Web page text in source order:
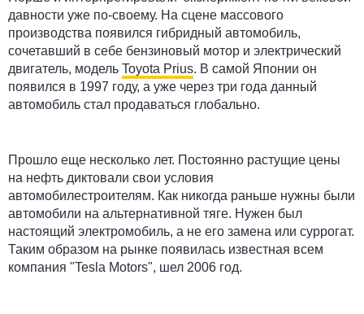
давности уже по-своему. На сцене массового
производства появился гибридный автомобиль,
сочетавший в себе бензиновый мотор и электрический
двигатель, модель Toyota Prius. В самой Японии он
появился в 1997 году, а уже через три года данный
автомобиль стал продаваться глобально.
Прошло еще несколько лет. Постоянно растущие цены
на нефть диктовали свои условия
автомобилестроителям. Как никогда раньше нужны были
автомобили на альтернативной тяге. Нужен был
настоящий электромобиль, а не его замена или суррогат.
Таким образом на рынке появилась известная всем
компания "Tesla Motors", шел 2006 год.